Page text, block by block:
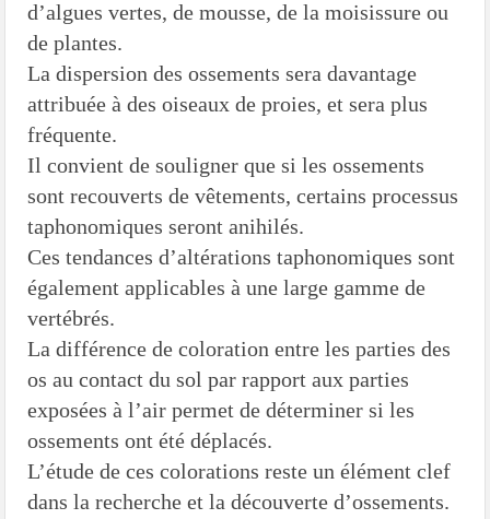
d’algues vertes, de mousse, de la moisissure ou
de plantes.
La dispersion des ossements sera davantage
attribuée à des oiseaux de proies, et sera plus
fréquente.
Il convient de souligner que si les ossements
sont recouverts de vêtements, certains processus
taphonomiques seront anihilés.
Ces tendances d’altérations taphonomiques sont
également applicables à une large gamme de
vertébrés.
La différence de coloration entre les parties des
os au contact du sol par rapport aux parties
exposées à l’air permet de déterminer si les
ossements ont été déplacés.
L’étude de ces colorations reste un élément clef
dans la recherche et la découverte d’ossements.